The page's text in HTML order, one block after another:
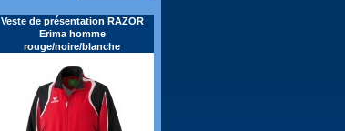
Veste de présentation RAZOR
Erima homme
rouge/noire/blanche